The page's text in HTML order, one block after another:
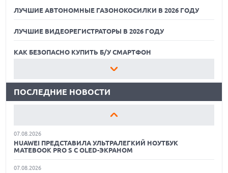
ЛУЧШИЕ АВТОНОМНЫЕ ГАЗОНОКОСИЛКИ В 2026 ГОДУ
ЛУЧШИЕ ВИДЕОРЕГИСТРАТОРЫ В 2026 ГОДУ
КАК БЕЗОПАСНО КУПИТЬ Б/У СМАРТФОН
ЛУЧШИЕ АВТОНОМНЫЕ ГАЗОНОКОСИЛКИ В 2026 ГОДУ
ЛУЧШИЕ ВИДЕОРЕГИСТРАТОРЫ В 2026 ГОДУ
КАК БЕЗОПАСНО КУПИТЬ Б/У СМАРТФОН
ЛУЧШИЕ АВТОНОМНЫЕ ГАЗОНОКОСИЛКИ В 2026 ГОДУ
ПОСЛЕДНИЕ НОВОСТИ
07.08.2026
НА КЕЙСЕ ДЛЯ УПРАВЛЕНИЯ МУЗЫКОЙ
КАМЕРЫ В СМАРТФОНАХ PIXEL 11 PRO
07.08.2026
HUAWEI ПРЕДСТАВИЛА УЛЬТРАЛЕГКИЙ НОУТБУК
MATEBOOK PRO S С OLED-ЭКРАНОМ
07.08.2026